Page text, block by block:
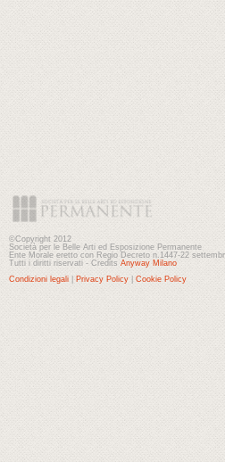
©Copyright 2012
Società per le Belle Arti ed Esposizione Permanente
Ente Morale eretto con Regio Decreto n.1447-22
Tutti i diritti riservati - Credits Anyway Milano
Condizioni legali
Privacy Policy Cookie Policy